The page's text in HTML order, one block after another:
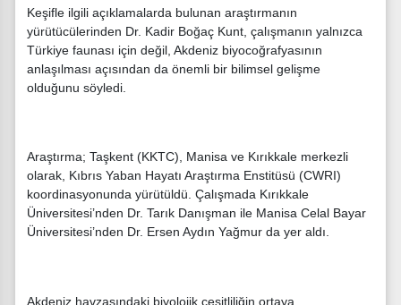
Keşifle ilgili açıklamalarda bulunan araştırmanın
yürütücülerinden Dr. Kadir Boğaç Kunt, çalışmanın yalnızca
Türkiye faunası için değil, Akdeniz biyocoğrafyasının
anlaşılması açısından da önemli bir bilimsel gelişme
olduğunu söyledi.
Araştırma; Taşkent (KKTC), Manisa ve Kırıkkale merkezli
olarak, Kıbrıs Yaban Hayatı Araştırma Enstitüsü (CWRI)
koordinasyonunda yürütüldü. Çalışmada Kırıkkale
Üniversitesi’nden Dr. Tarık Danışman ile Manisa Celal Bayar
Üniversitesi’nden Dr. Ersen Aydın Yağmur da yer aldı.
Akdeniz havzasındaki biyolojik çeşitliliğin ortaya